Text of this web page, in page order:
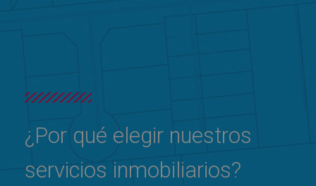
¿Por qué elegir nuestros
servicios inmobiliarios?